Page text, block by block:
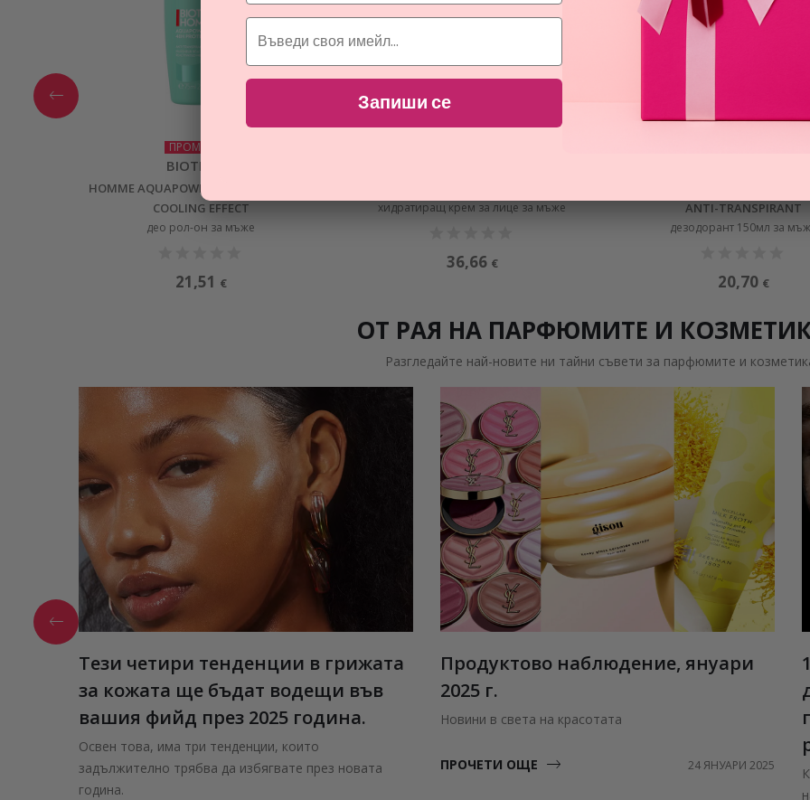
ПРОМОЦИЯ
BIOTHERM
HOMME AQUAPOWER DEO ROLL-ON ICE
COOLING EFFECT
део рол-он за мъже
21,51 €
хидратиращ крем за лице за мъже
36,66 €
ANTI-TRANSPIRANT
дезодорант 150мл за
20,70 €
ОТ РАЯ НА ПАРФЮМИТЕ И
Разгледайте най-новите ни тайни съвети за парфюмите и
Тези четири тенденции в грижата
за кожата ще бъдат водещи във
вашия фийд през 2025 година.
Освен това, има три тенденции, които
задължително трябва да избягвате през новата
година.
Продуктово наблюдение, януари
2025 г.
Новини в света на красотата
ПРОЧЕТИ ОЩЕ 24 ЯНУАРИ 2025
Запиши се